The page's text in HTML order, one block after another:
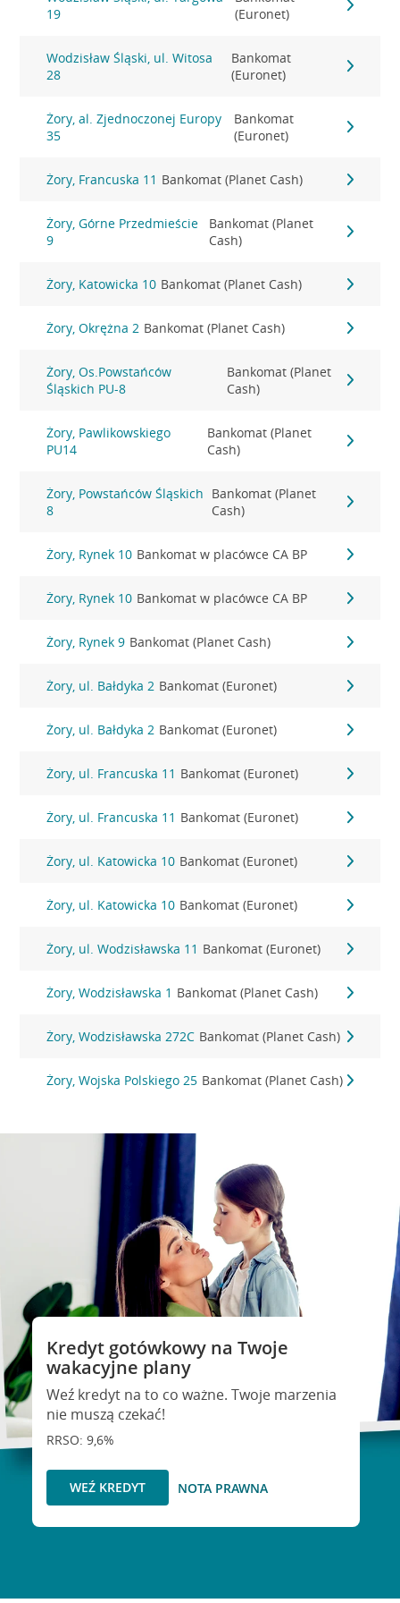
19
(Euronet)
Wodzisław Śląski, ul. Witosa
28
Bankomat
(Euronet)
Żory, al. Zjednoczonej Europy
35
Bankomat
(Euronet)
Żory, Francuska 11 Bankomat (Planet Cash)
Żory, Górne Przedmieście
9
Bankomat (Planet
Cash)
Żory, Katowicka 10 Bankomat (Planet Cash)
Żory, Okrężna 2 Bankomat (Planet Cash)
Żory, Os.Powstańców
Śląskich PU-8
Bankomat (Planet
Cash)
Żory, Pawlikowskiego
PU14
Bankomat (Planet
Cash)
Żory, Powstańców Śląskich
8
Bankomat (Planet
Cash)
Żory, Rynek 10 Bankomat w placówce CA BP
Żory, Rynek 10 Bankomat w placówce CA BP
Żory, Rynek 9 Bankomat (Planet Cash)
Żory, ul. Bałdyka 2 Bankomat (Euronet)
Żory, ul. Bałdyka 2 Bankomat (Euronet)
Żory, ul. Francuska 11 Bankomat (Euronet)
Żory, ul. Francuska 11 Bankomat (Euronet)
Żory, ul. Katowicka 10 Bankomat (Euronet)
Żory, ul. Katowicka 10 Bankomat (Euronet)
Żory, ul. Wodzisławska 11 Bankomat (Euronet)
Żory, Wodzisławska 1 Bankomat (Planet Cash)
Żory, Wodzisławska 272C Bankomat (Planet Cash)
Żory, Wojska Polskiego 25 Bankomat (Planet Cash)
Kredyt gotówkowy na Twoje
wakacyjne plany
Weź kredyt na to co ważne. Twoje marzenia
nie muszą czekać!
RRSO: 9,6%
WEŹ KREDYT NOTA PRAWNA